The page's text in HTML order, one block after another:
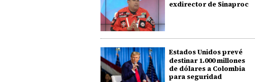
exdirector de Sinaproc
Estados Unidos prevé
destinar 1.000 millones
de dólares a Colombia
para seguridad